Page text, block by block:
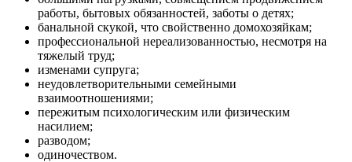
работы, бытовых обязанностей, заботы о детях;
банальной скукой, что свойственно домохозяйкам;
профессиональной нереализованностью, несмотря на
тяжелый труд;
изменами супруга;
неудовлетворительными семейными
взаимоотношениями;
пережитым психологическим или физическим
насилием;
разводом;
одиночеством.